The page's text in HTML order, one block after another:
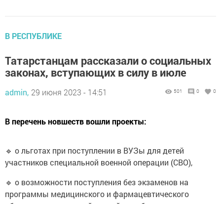
В РЕСПУБЛИКЕ
Татарстанцам рассказали о социальных
законах, вступающих в силу в июле
admin, 29 июня 2023 - 14:51 501 0 0
В перечень новшеств вошли проекты:
🔹 о льготах при поступлении в ВУЗы для детей
участников специальной военной операции (СВО),
🔹 о возможности поступления без экзаменов на
программы медицинского и фармацевтического